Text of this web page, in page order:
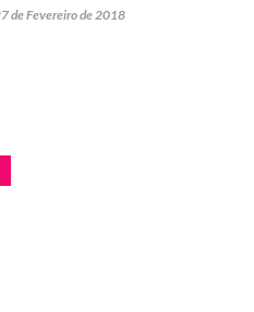
de Fevereiro de 2018